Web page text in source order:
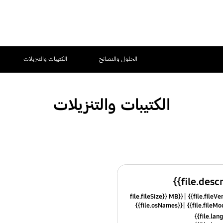
الحلول والنصائح الكتيبات والتنزيلات
الكتيبات والتنزيلات
{{file.fileSize}} MB
{{file.osNames}}